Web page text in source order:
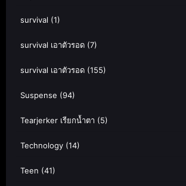
survival (1)
survival เอาตัวรอด (7)
survival เอาตัวรอด (155)
Suspense (94)
Tearjerker เรียกน้ำตา (5)
Technology (14)
Teen (41)